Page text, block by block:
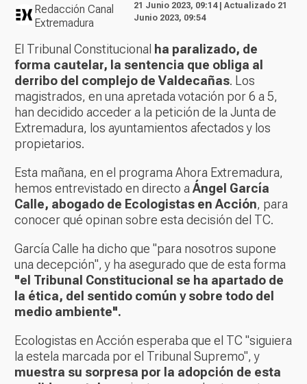
Redacción Canal
Extremadura
21 Junio 2023, 09:14 | Actualizado 21
Junio 2023, 09:54
El Tribunal Constitucional ha paralizado, de
forma cautelar, la sentencia que obliga al
derribo del complejo de Valdecañas. Los
magistrados, en una apretada votación por 6 a 5,
han decidido acceder a la petición de la Junta de
Extremadura, los ayuntamientos afectados y los
propietarios.
Esta mañana, en el programa Ahora Extremadura,
hemos entrevistado en directo a Ángel García
Calle, abogado de Ecologistas en Acción, para
conocer qué opinan sobre esta decisión del TC.
García Calle ha dicho que "para nosotros supone
una decepción", y ha asegurado que de esta forma
"el Tribunal Constitucional se ha apartado de
la ética, del sentido común y sobre todo del
medio ambiente".
Ecologistas en Acción esperaba que el TC "siguiera
la estela marcada por el Tribunal Supremo", y
muestra su sorpresa por la adopción de esta